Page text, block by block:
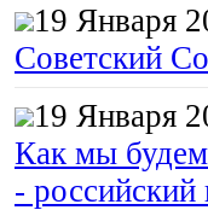
19 Января
Советский
19 Января
Как мы будем
- российский